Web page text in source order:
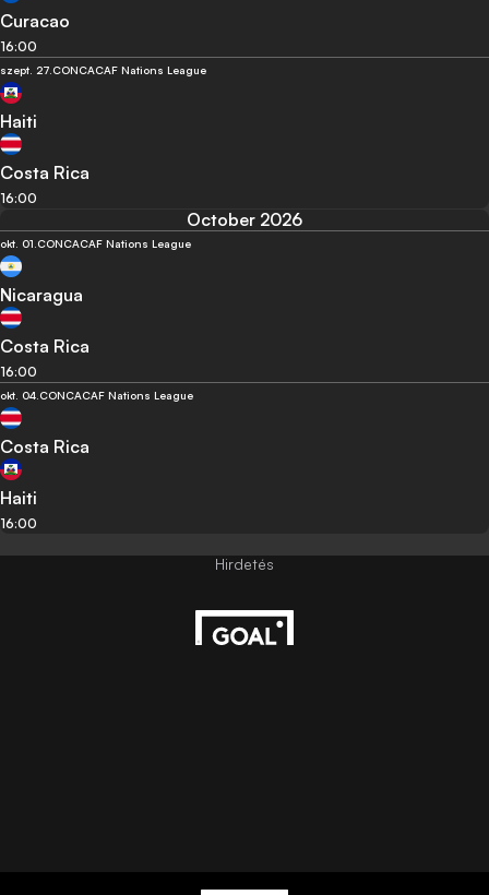
Curacao
16:00
szept. 27.CONCACAF Nations League
Haiti
Costa Rica
16:00
October 2026
okt. 01.CONCACAF Nations League
Nicaragua
Costa Rica
16:00
okt. 04.CONCACAF Nations League
Costa Rica
Haiti
16:00